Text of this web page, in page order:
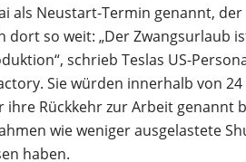
als Neustart-Termin genannt,
dort so weit: „Der Zwangsurlaub
schrieb Teslas US-
Sie würden innerhalb von
ihre Rückkehr zur Arbeit genannt
wie weniger ausgelastete
haben.